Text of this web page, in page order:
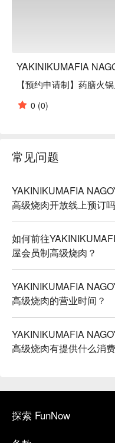
0 (0)
常见问题
YAKINIKUMAFIA
高级烧肉开放线上预订
如何前往
屋会员制高级烧肉？
YAKINIKUMAFIA
高级烧肉的营业时间？
YAKINIKUMAFIA
高级烧肉有提供什么消
探索 FunNow